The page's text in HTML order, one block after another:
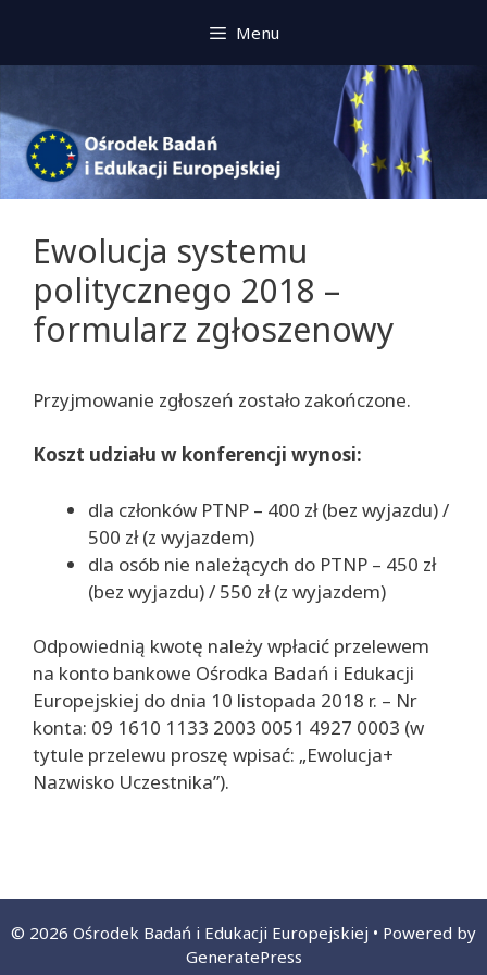
treści
Menu
Ewolucja systemu
politycznego 2018 –
formularz zgłoszenowy
Przyjmowanie zgłoszeń zostało zakończone.
Koszt udziału w konferencji wynosi:
dla członków PTNP – 400 zł (bez wyjazdu) /
500 zł (z wyjazdem)
dla osób nie należących do PTNP – 450 zł
(bez wyjazdu) / 550 zł (z wyjazdem)
Odpowiednią kwotę należy wpłacić przelewem
na konto bankowe Ośrodka Badań i Edukacji
Europejskiej do dnia 10 listopada 2018 r. – Nr
konta: 09 1610 1133 2003 0051 4927 0003 (w
tytule przelewu proszę wpisać: „Ewolucja+
Nazwisko Uczestnika”).
© 2026 Ośrodek Badań i Edukacji Europejskiej • Powered by
GeneratePress